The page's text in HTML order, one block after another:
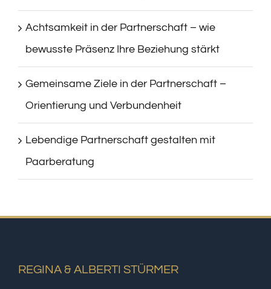
Achtsamkeit in der Partnerschaft – wie
bewusste Präsenz Ihre Beziehung stärkt
Gemeinsame Ziele in der Partnerschaft –
Orientierung und Verbundenheit
Lebendige Partnerschaft gestalten mit
Paarberatung
REGINA & ALBERTI STÜRMER